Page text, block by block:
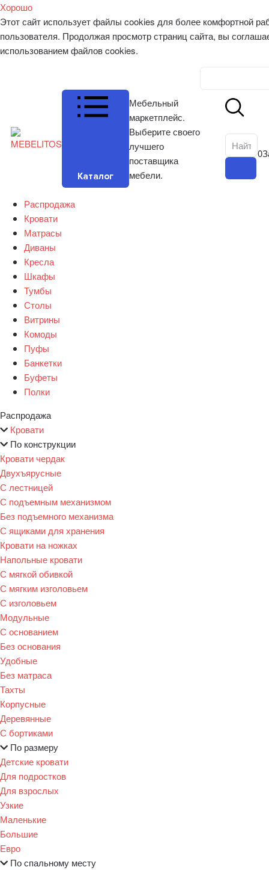
Хорошо
Этот сайт использует файлы cookies для более комфортной
пользователя. Продолжая просмотр страниц сайта, вы
использованием файлов cookies.
Каталог
Мебельный
маркетплейс.
Выберите своего
лучшего
поставщика
мебели.
0
Распродажа
Кровати
Матрасы
Диваны
Кресла
Шкафы
Тумбы
Столы
Витрины
Комоды
Пуфы
Банкетки
Буфеты
Полки
Распродажа
Кровати
По конструкции
Кровати чердак
Двухъярусные
С лестницей
С подъемным механизмом
Без подъемного механизма
С ящиками для хранения
Кровати на ножках
Напольные кровати
С мягкой обивкой
С мягким изголовьем
С изголовьем
Модульные
С основанием
Без основания
Удобные
Без матраса
Тахты
Корпусные
Деревянные
С бортиками
По размеру
Детские кровати
Для подростков
Для взрослых
Узкие
Маленькие
Большие
Евро
По спальному месту